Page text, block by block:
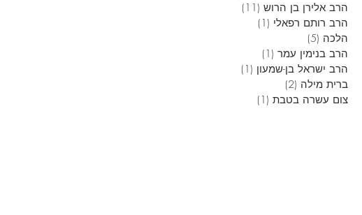
הרב אלירן בן הרוש (11)
הרב רותם רפאלי (1)
הלכה (5)
הרב בנימין עמר (1)
הרב ישראל בן-שמעון (1)
ברית מילה (2)
צום עשרה בטבת (1)